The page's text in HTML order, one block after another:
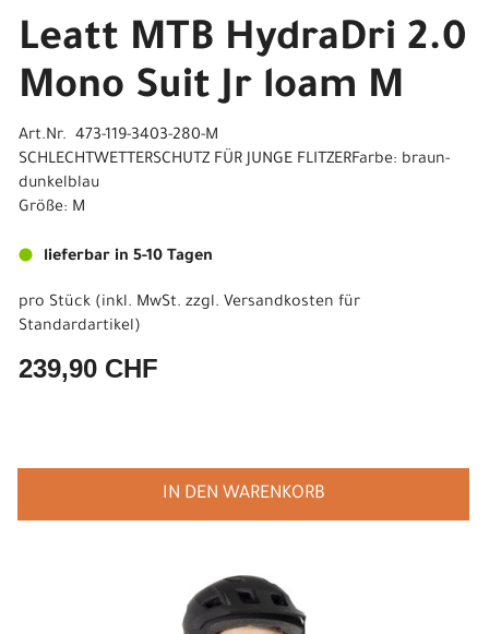
Leatt MTB HydraDri 2.0
Mono Suit Jr loam M
Art.Nr. 473-119-3403-280-M
SCHLECHTWETTERSCHUTZ FÜR JUNGE FLITZERFarbe: braun-
dunkelblau
Größe: M
lieferbar in 5-10 Tagen
pro Stück (inkl. MwSt. zzgl. Versandkosten für
Standardartikel)
239,90 CHF
IN DEN WARENKORB